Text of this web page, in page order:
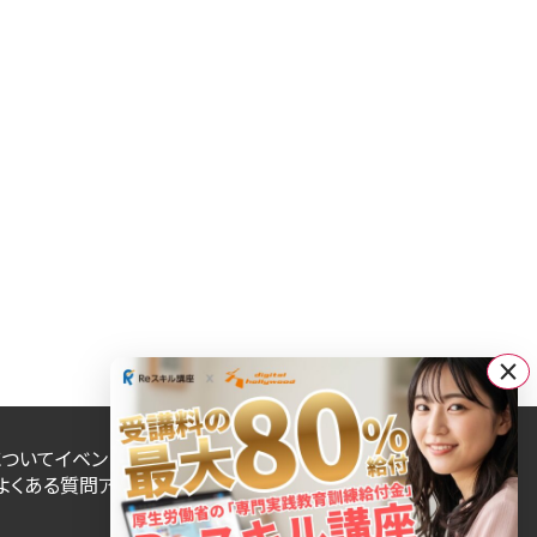
いてイベント・キャンペーン卒業生インタビューブログ
くある質問アクセス給付金制度WEB用語集対応エリア
×